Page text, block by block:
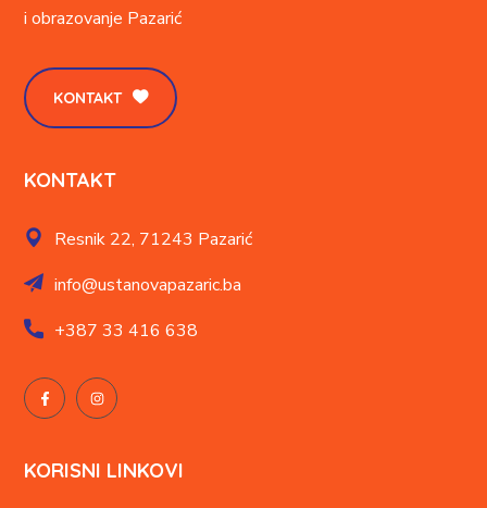
i obrazovanje Pazarić
KONTAKT
KONTAKT
Resnik 22, 71243 Pazarić
info@ustanovapazaric.ba
+38733 416 638
KORISNI LINKOVI